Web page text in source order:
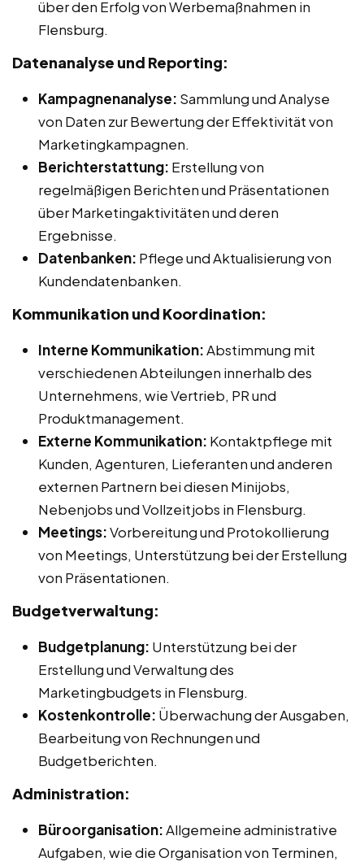
über den Erfolg von Werbemaßnahmen in
Flensburg.
Datenanalyse und Reporting:
Kampagnenanalyse: Sammlung und Analyse
von Daten zur Bewertung der Effektivität von
Marketingkampagnen.
Berichterstattung: Erstellung von
regelmäßigen Berichten und Präsentationen
über Marketingaktivitäten und deren
Ergebnisse.
Datenbanken: Pflege und Aktualisierung von
Kundendatenbanken.
Kommunikation und Koordination:
Interne Kommunikation:Abstimmung mit
verschiedenen Abteilungen innerhalb des
Unternehmens, wie Vertrieb, PR und
Produktmanagement.
Externe Kommunikation: Kontaktpflege mit
Kunden, Agenturen, Lieferanten und anderen
externen Partnern bei diesen Minijobs,
Nebenjobs und Vollzeitjobs in Flensburg.
Meetings:Vorbereitung und Protokollierung
von Meetings, Unterstützung bei der Erstellung
von Präsentationen.
Budgetverwaltung:
Budgetplanung: Unterstützung bei der
Erstellung und Verwaltung des
Marketingbudgets in Flensburg.
Kostenkontrolle: Überwachung der Ausgaben,
Bearbeitung von Rechnungen und
Budgetberichten.
Administration:
Büroorganisation:Allgemeine administrative
Aufgaben, wie die Organisation von Terminen,